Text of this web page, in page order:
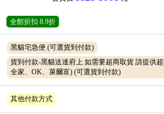
全館折扣 8.9折
黑貓宅急便 (可選貨到付款)
貨到付款-黑貓送達府上 如需要超商取貨 請提供超
全家、OK、萊爾富) (可選貨到付款)
其他付款方式